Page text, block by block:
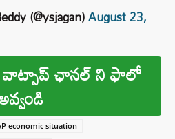
(@ysjagan)August 23,
ఛానల్ ని ఫాలో
economic situation